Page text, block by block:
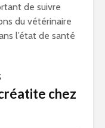
de suivre
du vétérinaire
l’état de santé
chez